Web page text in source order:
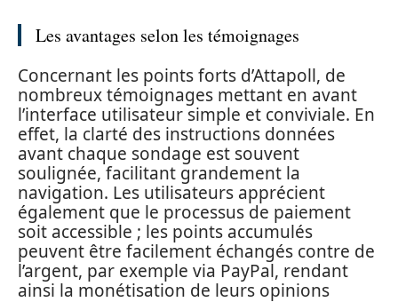
Les avantages selon les témoignages
Concernant les points forts d’Attapoll, de
nombreux témoignages mettant en avant
l’interface utilisateur simple et conviviale. En
effet, la clarté des instructions données
avant chaque sondage est souvent
soulignée, facilitant grandement la
navigation. Les utilisateurs apprécient
également que le processus de paiement
soit accessible ; les points accumulés
peuvent être facilement échangés contre de
l’argent, par exemple via PayPal, rendant
ainsi la monétisation de leurs opinions